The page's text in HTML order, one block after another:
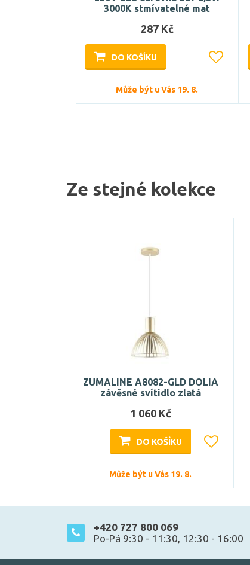
3000K stmívatelné mat
287 Kč
DO KOŠÍKU
Může být u Vás 19. 8.
Ze stejné kolekce
ZUMALINE A8082-GLD DOLIA
závěsné svítidlo zlatá
1 060 Kč
DO KOŠÍKU
Může být u Vás 19. 8.
+420 727 800 069
Po-Pá 9:30 - 11:30, 12:30 - 16:00